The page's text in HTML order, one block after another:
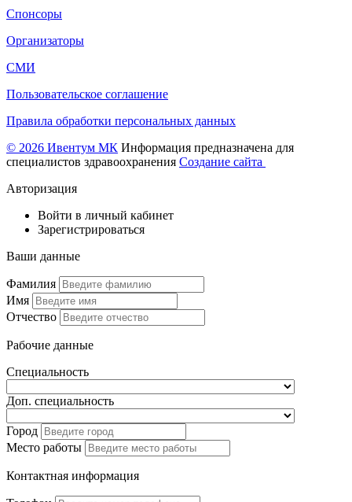
Спонсоры
Организаторы
СМИ
Пользовательское соглашение
Правила обработки персональных данных
© 2026 Ивентум МК Информация предназначена для
специалистов здравоохранения Создание сайта
Авторизация
Войти в личный кабинет
Зарегистрироваться
Ваши данные
Фамилия
Имя
Отчество
Рабочие данные
Специальность
Доп. специальность
Город
Место работы
Контактная информация